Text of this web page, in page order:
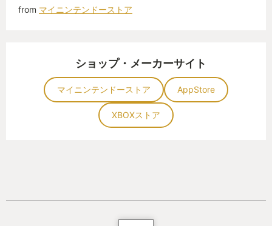
from マイニンテンドーストア
ショップ・メーカーサイト
マイニンテンドーストア AppStore
XBOXストア